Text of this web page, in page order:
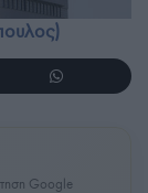
Google